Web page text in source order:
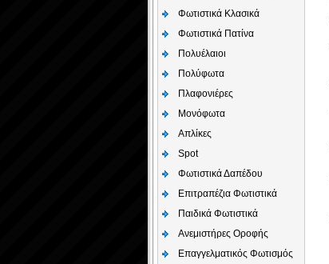
Φωτιστικά Κλασικά
Φωτιστικά Πατίνα
Πολυέλαιοι
Πολύφωτα
Πλαφονιέρες
Μονόφωτα
Απλίκες
Spot
Φωτιστικά Δαπέδου
Επιτραπέζια Φωτιστικά
Παιδικά Φωτιστικά
Aνεμιστήρες Οροφής
Επαγγελματικός Φωτισμός